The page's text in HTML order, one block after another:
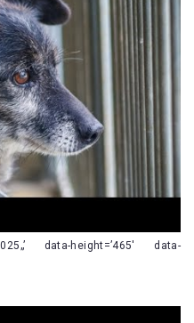
data-height=’465′ data-